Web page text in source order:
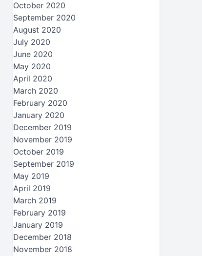
October 2020
September 2020
August 2020
July 2020
June 2020
May 2020
April 2020
March 2020
February 2020
January 2020
December 2019
November 2019
October 2019
September 2019
May 2019
April 2019
March 2019
February 2019
January 2019
December 2018
November 2018